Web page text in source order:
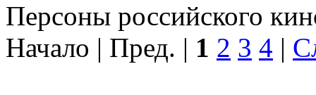
Персоны российского
Начало | Пред. | 1 2 3 4 |